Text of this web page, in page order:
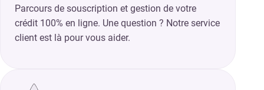
Parcours de souscription et gestion de votre
crédit 100% en ligne. Une question ? Notre service
client est là pour vous aider.